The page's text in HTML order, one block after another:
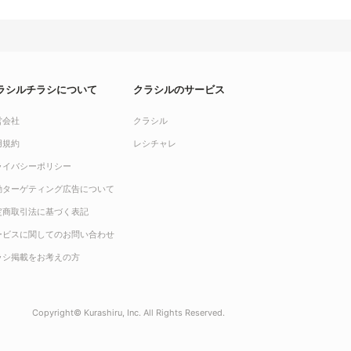
シルチラシについて
会社
規約
イバシーポリシー
ターゲティング広告について
商取引法に基づく表記
ビスに関してのお問い合わせ
シ掲載をお考えの方
クラシルのサービス
クラシル
レシチャレ
Copyright© Kurashiru, Inc. All Rights Reserved.